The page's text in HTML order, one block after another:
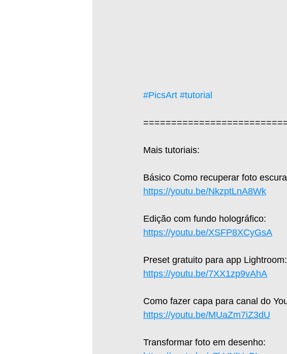
#PicsArt #tutorial
Mais tutoriais:
Básico Como recuperar foto
https://youtu.be/NkzptLnA8Wk
Edição com fundo holográfico:
https://youtu.be/XSFP8XCyGsA
Preset gratuito para app Lightroom:
https://youtu.be/7XX1zp9vAhA
Como fazer capa para canal do
https://youtu.be/MUaZm7iZ3dU
Transformar foto em desenho: